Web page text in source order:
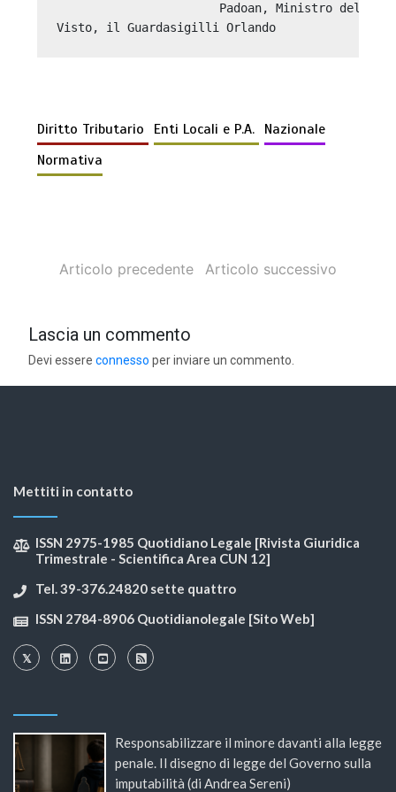
Padoan, Ministro
Visto, il Guardasigilli Orlando
Diritto Tributario Enti Locali e P.A. Nazionale
Normativa
Articolo precedente Articolo successivo
Lascia un commento
Devi essereconnesso per inviare un commento.
Mettiti in contatto
ISSN 2975-1985 Quotidiano Legale [Rivista Giuridica
Trimestrale - Scientifica Area CUN 12]
Tel. 39-376.24820 sette quattro
ISSN 2784-8906 Quotidianolegale [Sito Web]
Responsabilizzare il minore davanti alla legge
penale. Il disegno di legge del Governo sulla
imputabilità (di Andrea Sereni)